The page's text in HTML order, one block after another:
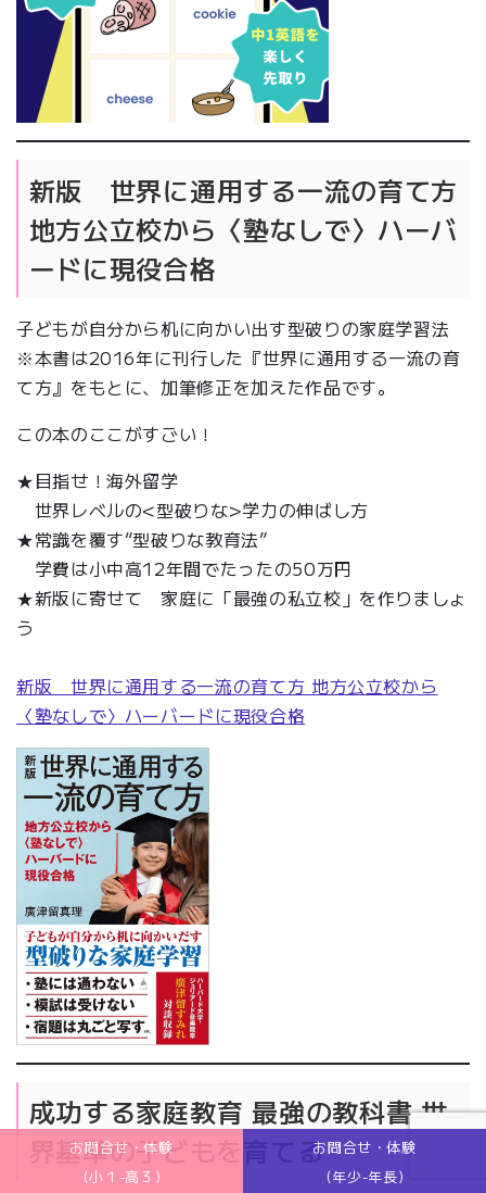
新版 世界に通用する一流の育て方
地方公立校から〈塾なしで〉ハーバ
ードに現役合格
子どもが自分から机に向かい出す型破りの家庭学習法
※本書は2016年に刊行した『世界に通用する一流の育
て方』をもとに、加筆修正を加えた作品です。
この本のここがすごい！
★目指せ！海外留学
世界レベルの<型破りな>学力の伸ばし方
★常識を覆す“型破りな教育法”
学費は小中高12年間でたったの50万円
★新版に寄せて 家庭に「最強の私立校」を作りましょ
う
新版 世界に通用する一流の育て方 地方公立校から
〈塾なしで〉ハーバードに現役合格
成功する家庭教育 最強の教科書 世
界基準の子どもを育てる
お問合せ・体験
(小１-高３)
お問合せ・体験
(年少-年長)